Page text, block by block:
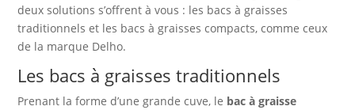
deux solutions s’offrent à vous : les bacs à graisses
traditionnels et les bacs à graisses compacts, comme ceux
de la marque Delho.
Les bacs à graisses traditionnels
Prenant la forme d’une grande cuve, le bac à graisse